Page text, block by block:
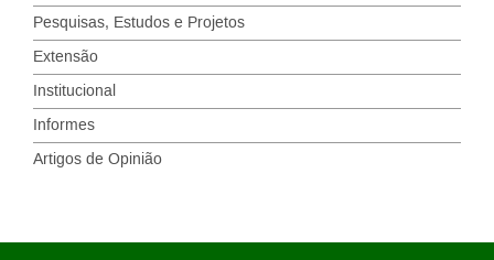
Pesquisas, Estudos e Projetos
Extensão
Institucional
Informes
Artigos de Opinião